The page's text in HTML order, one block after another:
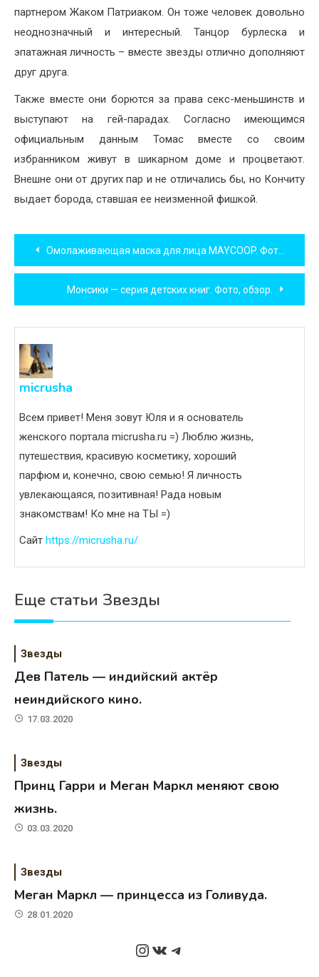
партнером Жаком Патриаком. Он тоже человек довольно
неоднозначный и интересный. Танцор бурлеска и
эпатажная личность – вместе звезды отлично дополняют
друг друга.
Также вместе они борются за права секс-меньшинств и
выступают на гей-парадах. Согласно имеющимся
официальным данным Томас вместе со своим
избранником живут в шикарном доме и процветают.
Внешне они от других пар и не отличались бы, но Кончиту
выдает борода, ставшая ее неизменной фишкой.
Навигация
по
записям
Омолаживающая маска для лица MAYCOOP. Фото, обзор, отзыв.
Монсики — серия детских книг. Фото, обзор.
micrusha
Всем привет! Меня зовут Юля и я основатель
женского портала micrusha.ru =) Люблю жизнь,
путешествия, красивую косметику, хороший
парфюм и, конечно, свою семью! Я личность
увлекающаяся, позитивная! Рада новым
знакомствам! Ко мне на ТЫ =)
Сайт https://micrusha.ru/
Еще статьи Звезды
Звезды
Дев Патель — индийский актёр
неиндийского кино.
17.03.2020
Звезды
Принц Гарри и Меган Маркл меняют свою
жизнь.
03.03.2020
Звезды
Меган Маркл — принцесса из Голивуда.
28.01.2020
Instagram
ВКонтакте
Telegram